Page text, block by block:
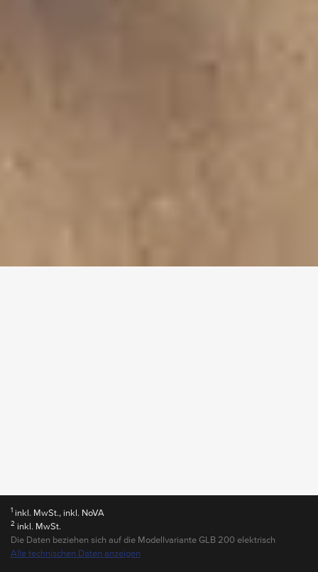
1 inkl. MwSt., inkl. NoVA
2 inkl. MwSt.
Die Daten beziehen sich auf die Modellvariante GLB 200 elektrisch
Alle technischen Daten anzeigen